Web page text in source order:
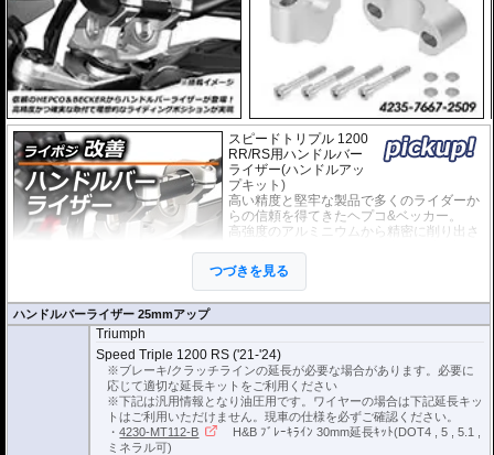
スピードトリプル 1200
RR/RS用ハンドルバー
ライザー(ハンドルアッ
プキット)
高い精度と堅牢な製品で多くのライダーか
らの信頼を得てきたヘプコ&ベッカー。
高強度のアルミニウムから精密に削り出さ
り、ハンドルからのフィーリングが損なわ
れることもありません。
EUの工業製品安全規格「TÜV」を取得
し、他のヘプコの商品と同様に高い安全性、信頼性の商品となっております。
※車体の個体差によりブレーキ/クラッチラインの延長が必要な場合がありま
ブレーキ/クラッチラインの延長にはヘプコ&ベッカーの延長キットがおすすめ
をご確認ください。
つづきを見る
ハンドルバーライザー 25mmアップ
Triumph
Speed Triple 1200 RS ('21-'24)
※ブレーキ/クラッチラインの延長が必要な場合があります。必要に
応じて適切な延長キットをご利用ください
※下記は汎用情報となり油圧用です。ワイヤーの場合は下記延長キッ
トはご利用いただけません。現車の仕様を必ずご確認ください。
・4230-MT112-B
H&B ﾌﾞﾚｰｷﾗｲﾝ 30mm延長ｷｯﾄ(DOT4 , 5 , 5.1 ,
ミネラル可)